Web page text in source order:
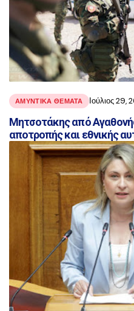
ΑΜΥΝΤΙΚΑ ΘΕΜΑΤΑ Ιούλιος 29,
Μητσοτάκης από
αποτροπής και εθνικής